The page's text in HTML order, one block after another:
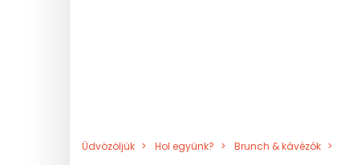
Üdvözöljük Hol együnk? Brunch & kávézók